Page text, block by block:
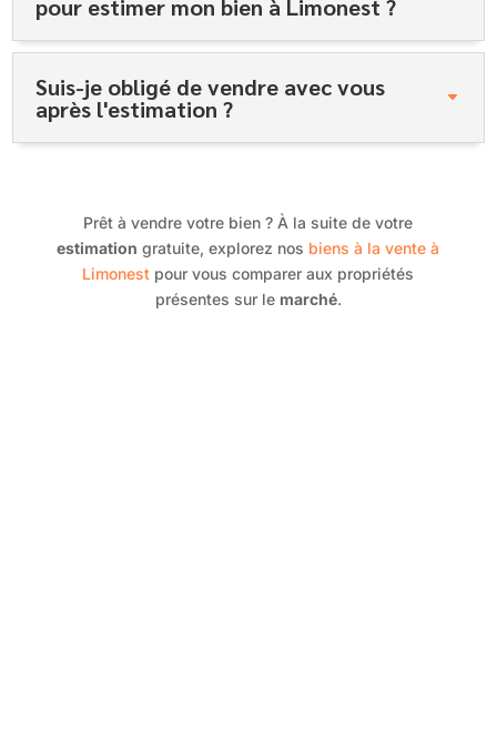
pour estimer mon bien à Limonest ?
Suis-je obligé de vendre avec vous
après l'estimation ?
Prêt à vendre votre bien ? À la suite de votre
estimation gratuite, explorez nos biens à la vente à
Limonest pour vous comparer aux propriétés
présentes sur le marché.